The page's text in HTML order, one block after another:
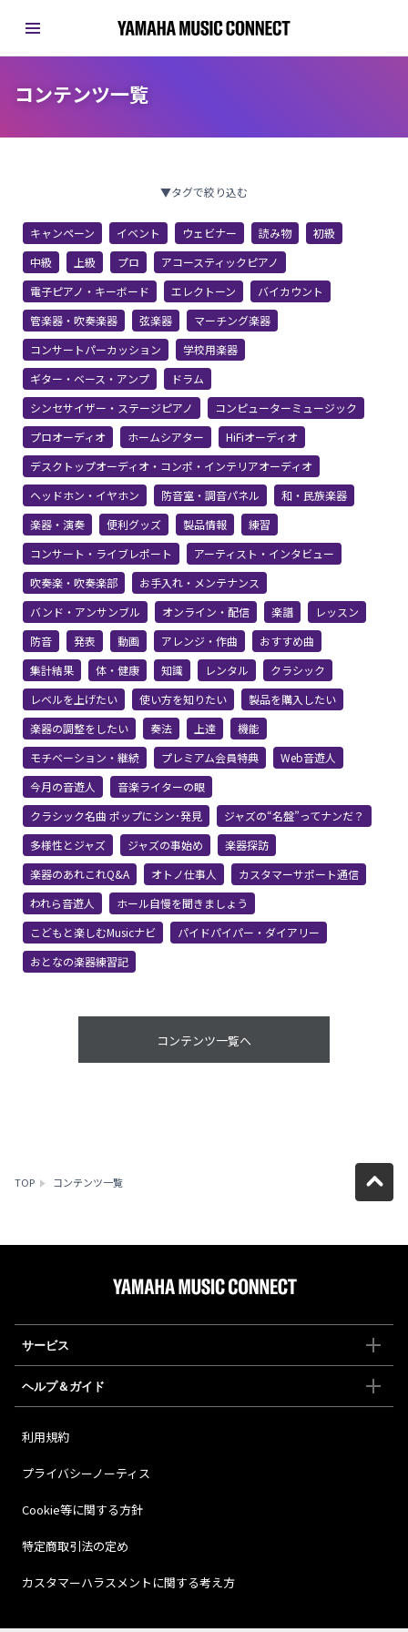
コンテンツ一覧
▼タグで絞り込む
キャンペーン イベント ウェビナー 読み物
初級
中級
上級 プロ
アコースティックピアノ
電子ピアノ・キーボード
エレクトーン
バイカウント
管楽器・吹奏楽器
弦楽器
マーチング楽器
コンサートパーカッション
学校用楽器
ギター・ベース・アンプ
ドラム
シンセサイザー・ステージピアノ
コンピューターミュージック
プロオーディオ
ホームシアター
HiFiオーディオ
デスクトップオーディオ・コンポ・インテリアオーディオ
ヘッドホン・イヤホン
防音室・調音パネル
和・民族楽器
楽器・演奏
便利グッズ 製品情報
練習
コンサート・ライブレポート
アーティスト・インタビュー
吹奏楽・吹奏楽部
お手入れ・メンテナンス
バンド・アンサンブル
オンライン・配信 楽譜
レッスン
防音
発表 動画 アレンジ・作曲
おすすめ曲
集計結果
体・健康 知識 レンタル
クラシック
レベルを上げたい
使い方を知りたい
製品を購入したい
楽器の調整をしたい
奏法 上達
機能
モチベーション・継続
プレミアム会員特典
Web音遊人
今月の音遊人
音楽ライターの眼
クラシック名曲 ポップにシン･発見
ジャズの“名盤”ってナンだ？
多様性とジャズ
ジャズの事始め
楽器探訪
楽器のあれこれQ&A
オトノ仕事人
カスタマーサポート通信
われら音遊人
ホール自慢を聞きましょう
こどもと楽しむMusicナビ
パイドパイパー・ダイアリー
おとなの楽器練習記
コンテンツ一覧へ
TOP コンテンツ一覧
サービス
ヘルプ＆ガイド
利用規約
プライバシーノーティス
Cookie等に関する方針
特定商取引法の定め
カスタマーハラスメントに関する考え方